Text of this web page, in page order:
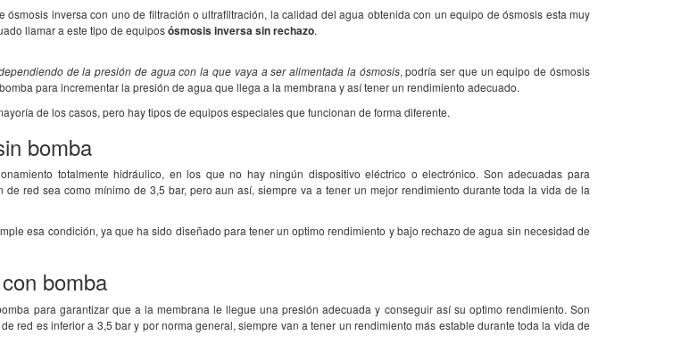
ósmosis inversa con uno de filtración o ultrafiltración, la calidad del agua obtenida con un equipo de ósmosis esta muy
llamar a este tipo de equiposósmosis inversa sin rechazo.
de la presión de agua con la que vaya a ser alimentada la ósmosis, podría ser que un equipo de ósmosis
para incrementar la presión de agua que llega a la membrana y así tener un rendimiento adecuado.
de los casos, pero hay tipos de equipos especiales que funcionan de forma diferente.
bomba
totalmente hidráulico, en los que no hay ningún dispositivo eléctrico o electrónico. Son adecuadas para
red sea como mínimo de 3,5 bar, pero aun así, siempre va a tener un mejor rendimiento durante toda la vida de la
esa condición, ya que ha sido diseñado para tener un optimo rendimiento y bajo rechazo de agua sin necesidad de
bomba
para garantizar que a la membrana le llegue una presión adecuada y conseguir así su optimo rendimiento. Son
red es inferior a 3,5 bar y por norma general, siempre van a tener un rendimiento más estable durante toda la vida de